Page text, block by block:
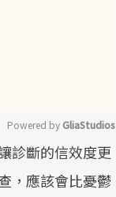
Mute
Powered by GliaStudios
診斷的信效度更
，應該會比憂鬱